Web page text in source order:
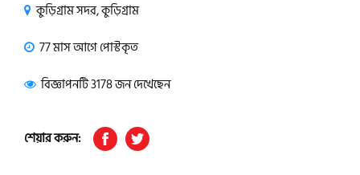
কুড়িগ্রাম সদর, কুড়িগ্রাম
77 মাস আগে পোস্টকৃত
বিজ্ঞাপনটি 3178 জন দেখেছেন
শেয়ার করুন: